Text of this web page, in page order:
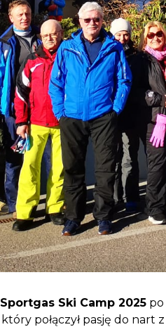
Ski Camp 2025 po
połączył pasję do